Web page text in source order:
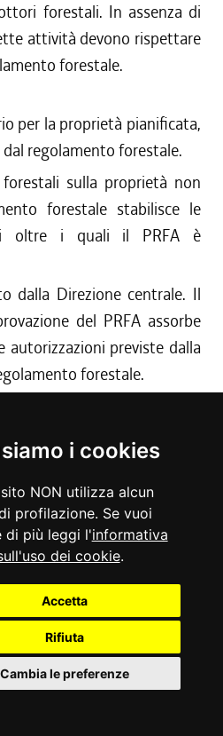
i cookies
NON utilizza alcun
profilazione. Se vuoi
di più leggi l'informativa
dei cookie.
Accetta
Rifiuta
Cambia le preferenze
forestali. In assenza di
attività devono rispettare
forestale.
per la proprietà pianificata,
regolamento forestale.
sulla proprietà non
forestale stabilisce le
oltre i quali il PRFA è
dalla Direzione centrale. Il
del PRFA assorbe
autorizzazioni previste dalla
forestale.
sono disciplinati i casi
sono esenti da ogni
sono previste procedure
)
1 da art. 93, comma 1,
art. 93, comma 1, lettera